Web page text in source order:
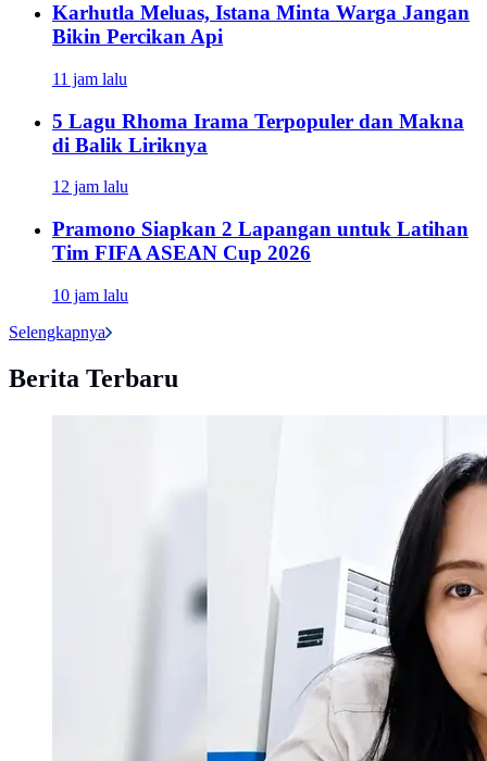
Karhutla Meluas, Istana Minta Warga Jangan
Bikin Percikan Api
11 jam lalu
5 Lagu Rhoma Irama Terpopuler dan Makna
di Balik Liriknya
12 jam lalu
Pramono Siapkan 2 Lapangan untuk Latihan
Tim FIFA ASEAN Cup 2026
10 jam lalu
Selengkapnya
Berita Terbaru